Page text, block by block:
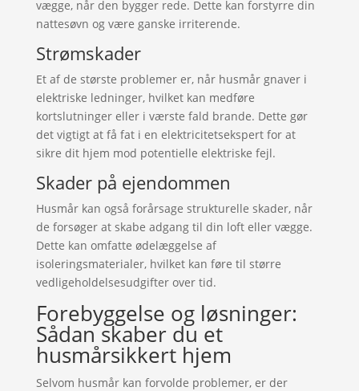
vægge, når den bygger rede. Dette kan forstyrre din
nattesøvn og være ganske irriterende.
Strømskader
Et af de største problemer er, når husmår gnaver i
elektriske ledninger, hvilket kan medføre
kortslutninger eller i værste fald brande. Dette gør
det vigtigt at få fat i en elektricitetsekspert for at
sikre dit hjem mod potentielle elektriske fejl.
Skader på ejendommen
Husmår kan også forårsage strukturelle skader, når
de forsøger at skabe adgang til din loft eller vægge.
Dette kan omfatte ødelæggelse af
isoleringsmaterialer, hvilket kan føre til større
vedligeholdelsesudgifter over tid.
Forebyggelse og løsninger:
Sådan skaber du et
husmårsikkert hjem
Selvom husmår kan forvolde problemer, er der